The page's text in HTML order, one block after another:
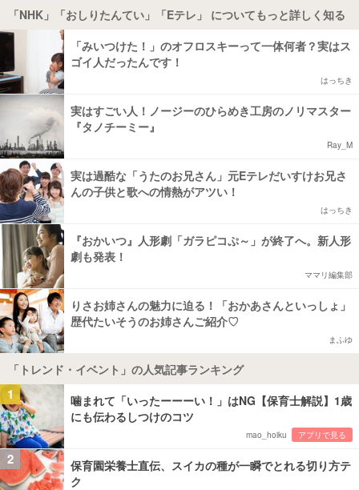
「NHK」「おしりたんてい」「Eテレ」 についてもっと詳しく知る
「みいつけた！」のオフロスキーって一体何者？実はス
ゴイ人だったんです！
はっちき
実はすごい人！ノージーのひらめき工房のノリマスター
『タノチーミー』
Ray_M
実は過酷な「うたのお兄さん」元Eテレだいすけお兄さ
んの子供と歌への情熱がアツい！
はっちき
『おかいつ』人形劇「ガラピコぷ～」が終了へ。新人形
劇も発表！
ママリ編集部
りさお姉さんの魅力に迫る！「おかあさんといっしょ」
歴代たいそうのお姉さんご紹介♡
まふゆ
「トレンド・イベント」の人気記事ランキング
1
噛まれて「いったーーーい！」はNG【保育士解説】1歳
にも伝わるしつけのコツ
mao_hoiku アプリで見る
2
保育園栄養士直伝、スイカの種が一瞬でとれる切り方テ
ク